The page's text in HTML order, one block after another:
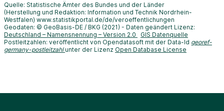
Quelle: Statistische Ämter des Bundes und der Länder
(Herstellung und Redaktion: Information und Technik Nordrhein-
Westfalen) www.statistikportal.de/de/veroeffentlichungen
Geodaten: © GeoBasis-DE / BKG (2021) - Daten geändert Lizenz:
Deutschland – Namensnennung – Version 2.0
GIS Datenquelle
Postleitzahlen: veröffentlicht von Opendatasoft mit der Data-Id georef-
germany-postleitzahl unter der Lizenz Open Database License